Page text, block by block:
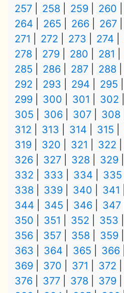
257
258 259 260
264
265 266 267
271
272 273 274
278
279 280 281
285
286 287 288
292
293 294 295
299
300 301 302
305
306 307 308
312
313 314 315
319
320 321 322
326
327 328 329
332
333 334 335
338
339 340 341
344
345 346 347
350
351 352 353
356
357 358 359
363
364 365 366
369
370 371 372
376
377 378 379